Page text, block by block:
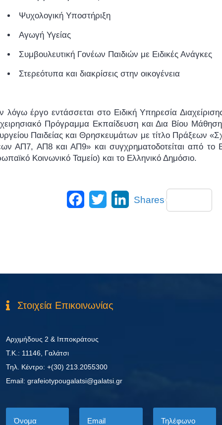
Ψυχολογική Υποστήριξη
Αγωγή Υγείας
Συμβουλευτική Γονέων Παιδιών με Ειδικές Ανάγκες
Στερεότυπα και διακρίσεις στην οικογένεια
λόγω έργο εντάσσεται στο Ειδική Υπηρεσία
Πρόγραμμα Εκπαίδευση και Δια Βίου
Παιδείας και Θρησκευμάτων με τίτλο Πράξεων
ΑΠ7, ΑΠ8 και ΑΠ9» και συγχρηματοδοτείται από το
Κοινωνικό Ταμείο) και το Ελληνικό Δημόσιο.
Facebook
Twitter LinkedIn
Shares
Στοιχεία Επικοινωνίας
Αρχιμήδους 2 & Ιπποκράτους
Τ.Κ.: 11146, Γαλάτσι
Τηλ. Κέντρο: +(30) 213.2055300
Εmail: grafeiotypougalatsi@galatsi.gr